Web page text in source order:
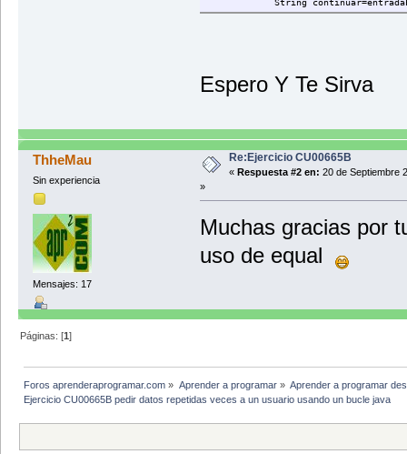
}
}
}
}
Espero Y Te Sirva
ThheMau
Sin experiencia
Mensajes: 17
Re:Ejercicio CU00665B
« Respuesta #2 en: 20 de Septiembre
»
Muchas gracias por
uso de equal
Páginas: [1]
Foros aprenderaprogramar.com » Aprender a programar» Aprender a programar
Ejercicio CU00665B pedir datos repetidas veces a un usuario usando un bucle java